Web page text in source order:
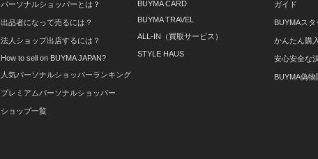
パーソナルショッパーとは？
出品者になって売るには？
法人ショップ出店するには？
How to sell on BUYMA JAPAN?
人気パーソナルショッパーランキング
プレミアムパーソナルショッパー
ショップ一覧
BUYMA CARD
BUYMA TRAVEL
ALL-IN（買取サービス）
STYLE HAUS
ガイド
BUYMAス
かんたん購
安心安全な
BUYMA偽